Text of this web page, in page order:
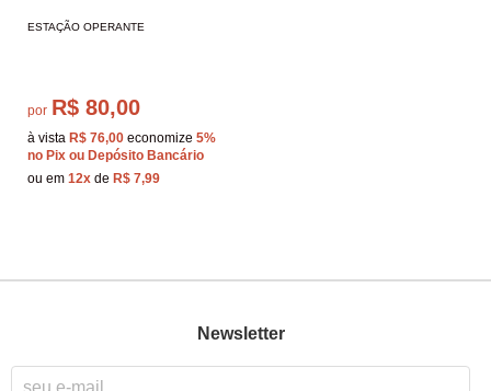
ESTAÇÃO OPERANTE
por R$ 80,00
à vista R$ 76,00 economize 5%
no Pix ou Depósito Bancário
ou em 12x de R$ 7,99
Newsletter